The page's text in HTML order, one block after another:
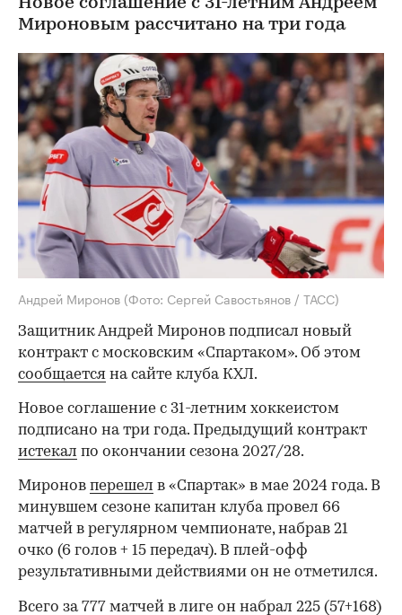
Новое соглашение с 31-летним Андреем
Мироновым рассчитано на три года
Андрей Миронов (Фото: Сергей Савостьянов / ТАСС)
Защитник Андрей Миронов подписал новый
контракт с московским «Спартаком». Об этом
сообщается на сайте клуба КХЛ.
Новое соглашение с 31-летним хоккеистом
подписано на три года. Предыдущий контракт
истекал по окончании сезона 2027/28.
Миронов перешел в «Спартак» в мае 2024 года. В
минувшем сезоне капитан клуба провел 66
матчей в регулярном чемпионате, набрав 21
очко (6 голов + 15 передач). В плей-офф
результативными действиями он не отметился.
Всего за 777 матчей в лиге он набрал 225 (57+168)